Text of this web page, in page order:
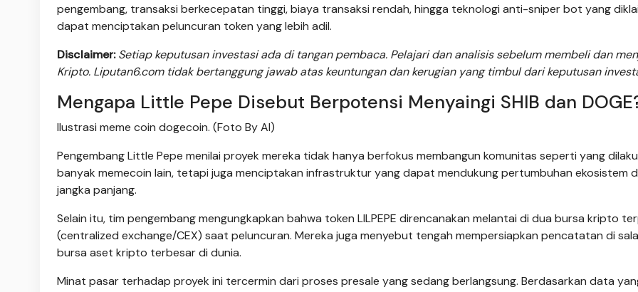
pengembang, transaksi berkecepatan tinggi, biaya transaksi rendah, hingga teknologi anti-sniper bot yang
dapat menciptakan peluncuran token yang lebih adil.
Disclaimer: Setiap keputusan investasi ada di tangan pembaca. Pelajari dan analisis sebelum membeli dan
Kripto. Liputan6.com tidak bertanggung jawab atas keuntungan dan kerugian yang timbul dari keputusan
Mengapa Little Pepe Disebut Berpotensi Menyaingi SHIB dan
Ilustrasi meme coin dogecoin. (Foto By AI)
Pengembang Little Pepe menilai proyek mereka tidak hanya berfokus membangun komunitas seperti yang
banyak memecoin lain, tetapi juga menciptakan infrastruktur yang dapat mendukung pertumbuhan ekosistem
jangka panjang.
Selain itu, tim pengembang mengungkapkan bahwa token LILPEPE direncanakan melantai di dua bursa kripto
(centralized exchange/CEX) saat peluncuran. Mereka juga menyebut tengah mempersiapkan pencatatan di
bursa aset kripto terbesar di dunia.
Minat pasar terhadap proyek ini tercermin dari proses presale yang sedang berlangsung. Berdasarkan data